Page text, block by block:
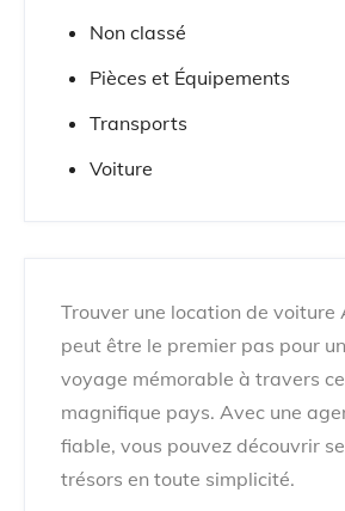
Non classé
Pièces et Équipements
Transports
Voiture
Trouver une location de voiture
peut être le premier pas pour un
voyage mémorable à travers ce
magnifique pays. Avec une
fiable, vous pouvez découvrir
trésors en toute simplicité.